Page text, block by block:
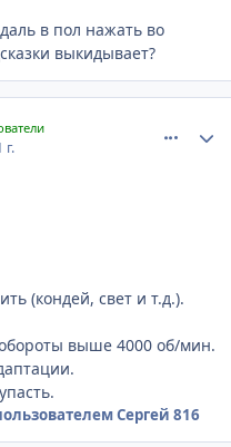
в пол нажать во
выкидывает?
г.
(кондей, свет и т.д.).
выше 4000 об/мин.
Сергей 816